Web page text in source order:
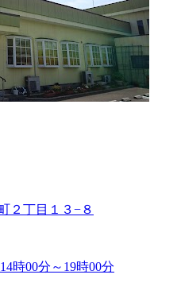
２丁目１３−８
時00分～19時00分